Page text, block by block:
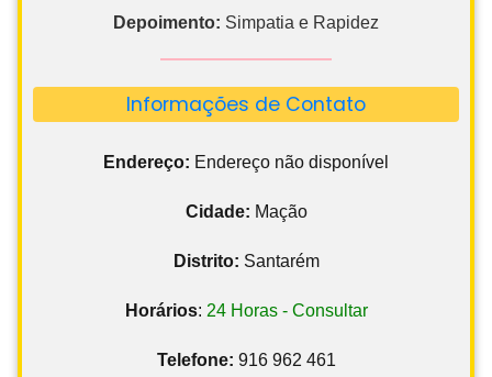
Depoimento: Simpatia e Rapidez
Informações de Contato
Endereço: Endereço não disponível
Cidade: Mação
Distrito: Santarém
Horários: 24 Horas - Consultar
Telefone: 916 962 461